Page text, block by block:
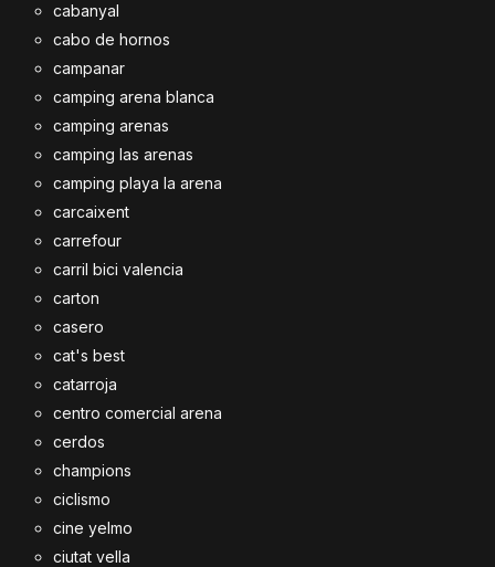
cabanyal
cabo de hornos
campanar
camping arena blanca
camping arenas
camping las arenas
camping playa la arena
carcaixent
carrefour
carril bici valencia
carton
casero
cat's best
catarroja
centro comercial arena
cerdos
champions
ciclismo
cine yelmo
ciutat vella